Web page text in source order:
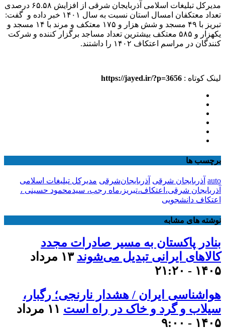
مدیرکل تبلیغات اسلامی آذربایجان شرقی از افزایش ۶۵.۵۸ درصدی
تعداد معتکفان امسال استان نسبت به سال ۱۴۰۱ خبر داده و گفت:
تبریز با ۴۹ مسجد و شش هزار و ۱۷۵ معتکف و مرند با ۱۴ مسجد و
یکهزار و ۵۸۵ معتکف بیشترین تعداد مساجد برگزار کننده و شرکت
کنندگان در مراسم اعتکاف ۱۴۰۲ را داشتند.
لینک کوتاه : https://jayed.ir/?p=3656
برچسب ها
auto آذربایجان شرقی آذربایجان‌شرقی مدیرکل تبلیغات اسلامی
آذربایجان شرقی،اعتکاف،تبریز،ماه رجب، سیدمحمود حسینی ،
اعتکاف دانشجویی
نوشته های مشابه
بنادر پاکستان به مسیر صادرات مجدد
کالاهای ایرانی تبدیل می‌شوند
۱۳ مرداد
۱۴۰۵ - ۲۱:۲۰
هواشناسی ایران / هشدار نارنجی؛ رگبار،
سیلاب و گرد و خاک در راه است
۱۱ مرداد
۱۴۰۵ - ۹:۰۰